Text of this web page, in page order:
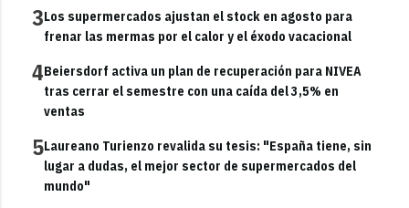
3Los supermercados ajustan el stock en agosto para
frenar las mermas por el calor y el éxodo vacacional
4Beiersdorf activa un plan de recuperación para NIVEA
tras cerrar el semestre con una caída del 3,5% en
ventas
5Laureano Turienzo revalida su tesis: "España tiene, sin
lugar a dudas, el mejor sector de supermercados del
mundo"